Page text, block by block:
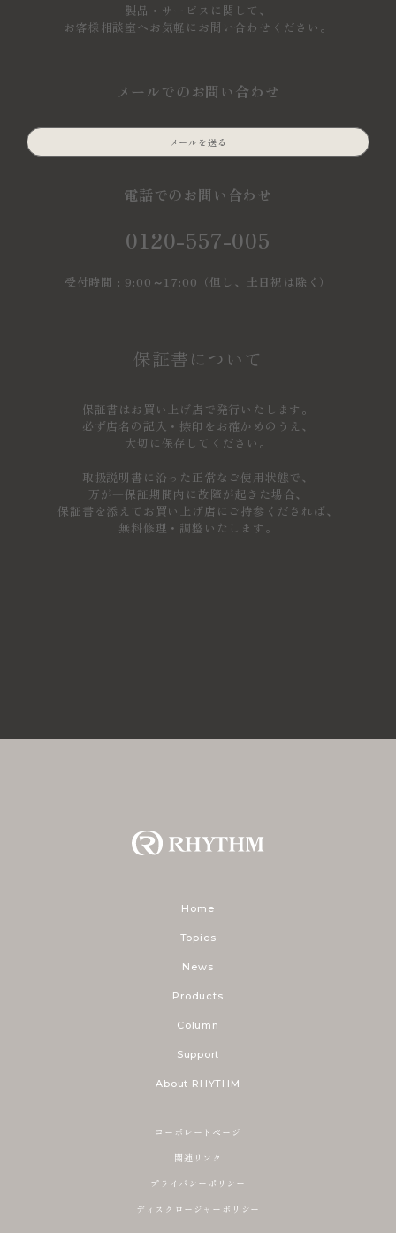
製品・サービスに関して、
お客様相談室へお気軽にお問い合わせください。
メールでのお問い合わせ
メールを送る
電話でのお問い合わせ
0120-557-005
受付時間 : 9:00～17:00（但し、土日祝は除く）
保証書について
保証書はお買い上げ店で発行いたします。
必ず店名の記入・捺印をお確かめのうえ、
大切に保存してください。
取扱説明書に沿った正常なご使用状態で、
万が一保証期間内に故障が起きた場合、
保証書を添えてお買い上げ店にご持参くだされば、
無料修理・調整いたします。
Home
Topics
News
Products
Column
Support
About RHYTHM
コーポレートページ
関連リンク
プライバシーポリシー
ディスクロージャーポリシー